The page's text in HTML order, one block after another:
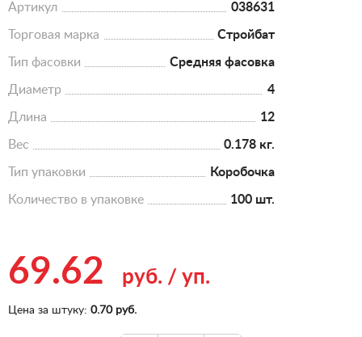
Артикул 038631
Торговая марка Стройбат
Тип фасовки Средняя фасовка
Диаметр 4
Длина 12
Вес 0.178 кг.
Тип упаковки Коробочка
Количество в упаковке 100 шт.
69.62 руб. / уп.
Цена за штуку: 0.70 руб.